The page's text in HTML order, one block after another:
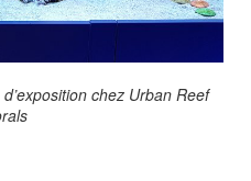
chez Urban Reef